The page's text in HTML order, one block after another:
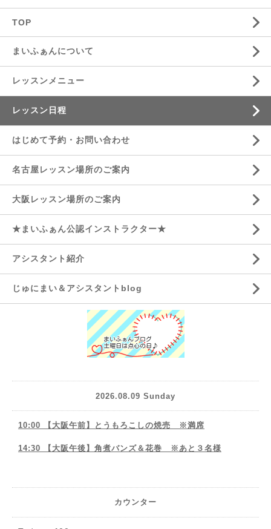
TOP
まいふぁんについて
レッスンメニュー
レッスン日程
はじめて予約・お問い合わせ
名古屋レッスン場所のご案内
大阪レッスン場所のご案内
★まいふぁん公認インストラクター★
アシスタント紹介
じゅにまい＆アシスタントblog
2026.08.09 Sunday
10:00 【大阪午前】とうもろこしの焼売 ※満席
14:30 【大阪午後】角煮バンズ＆花巻 ※あと３名様
カウンター